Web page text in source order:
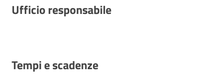
Ufficio responsabile
Tempi e scadenze